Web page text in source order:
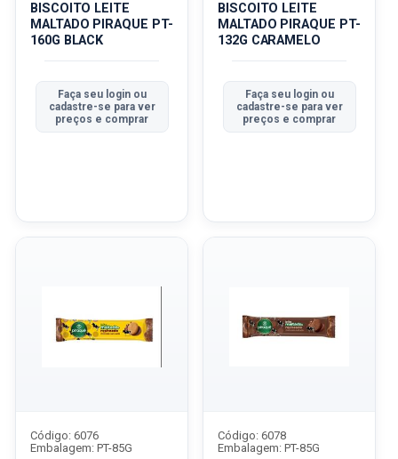
BISCOITO LEITE
MALTADO PIRAQUE PT-
160G BLACK
Faça seu login ou
cadastre-se para ver
preços e comprar
BISCOITO LEITE
MALTADO PIRAQUE PT-
132G CARAMELO
Faça seu login ou
cadastre-se para ver
preços e comprar
Código: 6076
Embalagem: PT-85G
Código: 6078
Embalagem: PT-85G